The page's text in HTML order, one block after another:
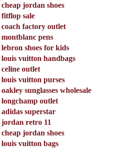
cheap jordan shoes
fitflop sale
coach factory outlet
montblanc pens
lebron shoes for kids
louis vuitton handbags
celine outlet
louis vuitton purses
oakley sunglasses wholesale
longchamp outlet
adidas superstar
jordan retro 11
cheap jordan shoes
louis vuitton bags